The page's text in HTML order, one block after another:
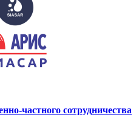
частного сотрудничества